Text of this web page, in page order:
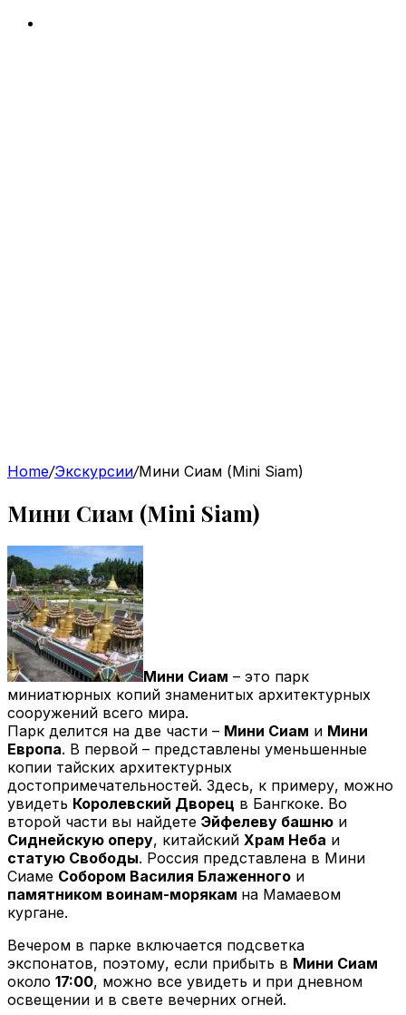
Home/Экскурсии/Мини Сиам (Mini Siam)
Мини Сиам (Mini Siam)
Мини Сиам – это парк
миниатюрных копий знаменитых архитектурных
сооружений всего мира.
Парк делится на две части – Мини Сиам и Мини
Европа. В первой – представлены уменьшенные
копии тайских архитектурных
достопримечательностей. Здесь, к примеру, можно
увидеть Королевский Дворец в Бангкоке. Во
второй части вы найдете Эйфелеву башню и
Сиднейскую оперу, китайский Храм Неба и
статую Свободы. Россия представлена в Мини
Сиаме Собором Василия Блаженного и
памятником воинам-морякам на Мамаевом
кургане.
Вечером в парке включается подсветка
экспонатов, поэтому, если прибыть в Мини Сиам
около 17:00, можно все увидеть и при дневном
освещении и в свете вечерних огней.